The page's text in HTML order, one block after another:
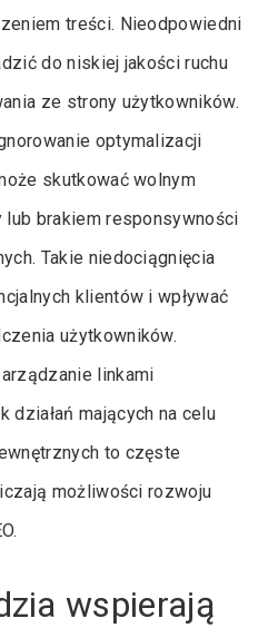
treści. Nieodpowiedni
do niskiej jakości ruchu
ze strony użytkowników.
optymalizacji
skutkować wolnym
lub brakiem responsywności
Takie niedociągnięcia
klientów i wpływać
użytkowników.
linkami
działań mających na celu
to częste
możliwości rozwoju
wspierają